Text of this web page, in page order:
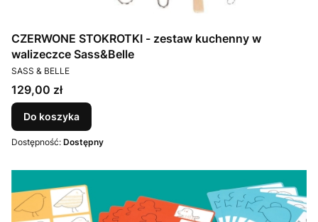
CZERWONE STOKROTKI - zestaw kuchenny w
walizeczce Sass&Belle
PRODUCENT
SASS & BELLE
Cena
129,00 zł
Do koszyka
Dostępność: Dostępny